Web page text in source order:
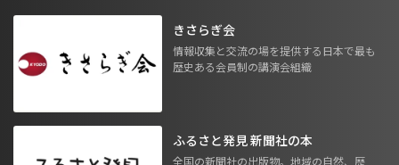
きさらぎ会
情報収集と交流の場を提供する日本で最も
歴史ある会員制の講演会組織
ふるさと発見 新聞社の本
全国の新聞社の出版物。地域の自然、歴